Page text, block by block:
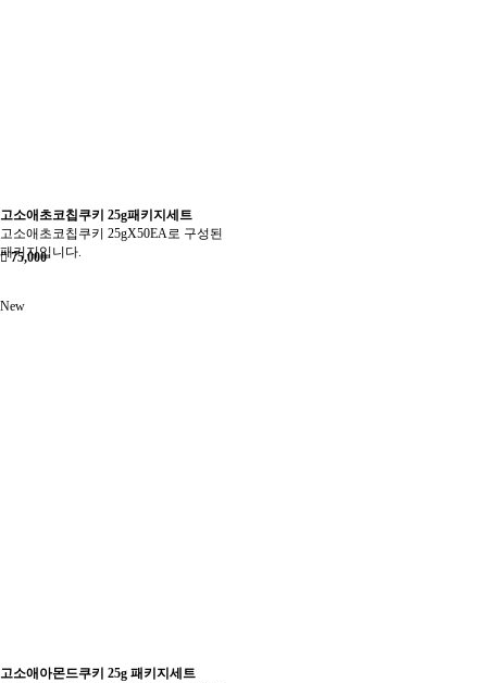
고소애초코칩쿠키 25g패키지세트
고소애초코칩쿠키 25gX50EA로 구성된
패키지입니다.
75,000
New
고소애아몬드쿠키 25g 패키지세트